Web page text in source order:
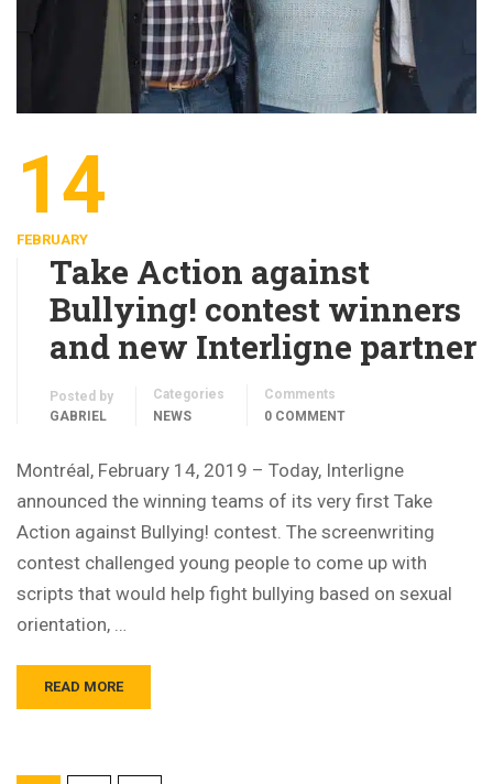
14
FEBRUARY
Take Action against
Bullying! contest winners
and new Interligne partner
Posted by
GABRIEL
Categories
NEWS
Comments
0 COMMENT
Montréal, February 14, 2019 – Today, Interligne
announced the winning teams of its very first Take
Action against Bullying! contest. The screenwriting
contest challenged young people to come up with
scripts that would help fight bullying based on sexual
orientation, …
READ MORE